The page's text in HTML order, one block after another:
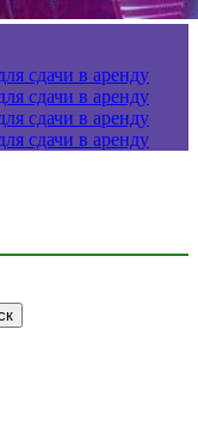
сдачи в аренду
сдачи в аренду
сдачи в аренду
сдачи в аренду